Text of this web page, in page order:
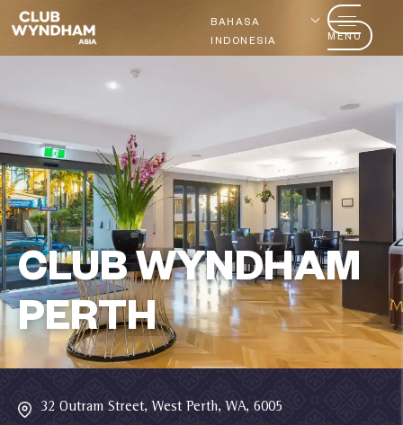
BAHASA
INDONESIA
MENU
CLUB WYNDHAM
PERTH
32 Outram Street, West Perth, WA, 6005